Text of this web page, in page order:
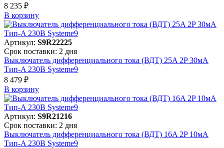
8 235 ₽
В корзинy
Артикул: S9R22225
Срок поставки: 2 дня
Выключатель дифференциального тока (ВДТ) 25A 2P 30мА
Тип-A 230В Systeme9
8 479 ₽
В корзинy
Артикул: S9R21216
Срок поставки: 2 дня
Выключатель дифференциального тока (ВДТ) 16A 2P 10мА
Тип-A 230В Systeme9